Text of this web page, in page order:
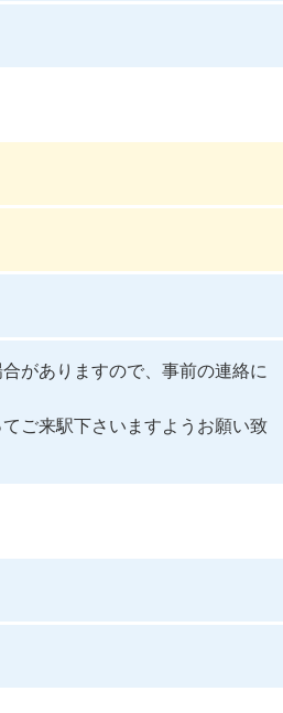
がありますので、事前の連絡に
ご来駅下さいますようお願い致